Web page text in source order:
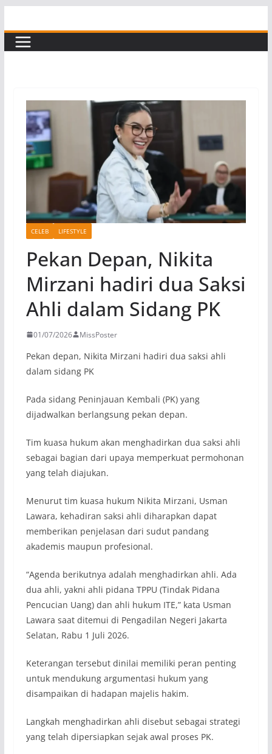
to
content
CELEB LIFESTYLE
Pekan Depan, Nikita
Mirzani hadiri dua Saksi
Ahli dalam Sidang PK
01/07/2026 MissPoster
Pekan depan, Nikita Mirzani hadiri dua saksi ahli
dalam sidang PK
Pada sidang Peninjauan Kembali (PK) yang
dijadwalkan berlangsung pekan depan.
Tim kuasa hukum akan menghadirkan dua saksi ahli
sebagai bagian dari upaya memperkuat permohonan
yang telah diajukan.
Menurut tim kuasa hukum Nikita Mirzani, Usman
Lawara, kehadiran saksi ahli diharapkan dapat
memberikan penjelasan dari sudut pandang
akademis maupun profesional.
“Agenda berikutnya adalah menghadirkan ahli. Ada
dua ahli, yakni ahli pidana TPPU (Tindak Pidana
Pencucian Uang) dan ahli hukum ITE,” kata Usman
Lawara saat ditemui di Pengadilan Negeri Jakarta
Selatan, Rabu 1 Juli 2026.
Keterangan tersebut dinilai memiliki peran penting
untuk mendukung argumentasi hukum yang
disampaikan di hadapan majelis hakim.
Langkah menghadirkan ahli disebut sebagai strategi
yang telah dipersiapkan sejak awal proses PK.